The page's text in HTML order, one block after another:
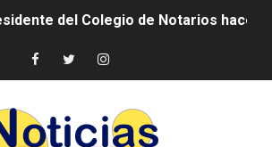
y Transformación Social al
los que se forman como agentes